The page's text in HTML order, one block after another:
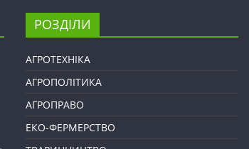
РОЗДІЛИ
АГРОТЕХНІКА
АГРОПОЛІТИКА
АГРОПРАВО
ЕКО-ФЕРМЕРСТВО